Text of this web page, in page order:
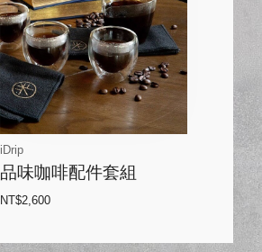
iDrip
品味咖啡配件套組
NT$2,600